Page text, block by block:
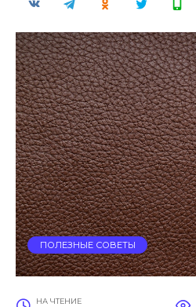
ПОЛЕЗНЫЕ СОВЕТЫ
НА ЧТЕНИЕ